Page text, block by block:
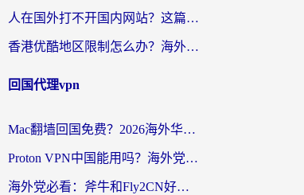
人在国外打不开国内网站？这篇攻略帮你无缝解锁国内资源（附交管12123使用技巧）
香港优酷地区限制怎么办？海外党亲测有效的追剧解决方案
回国代理vpn
Mac翻墙回国免费？2026海外华人亲测：从CCTV5直播到国内APP，这样选加速器才靠谱
Proton VPN中国能用吗？海外党选回国加速器的避坑指南（附番茄加速器实测）
海外党必看：斧牛和Fly2CN好用吗？3招教你选对回国加速器（附免费试用攻略）